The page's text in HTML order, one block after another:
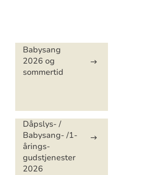
Artikkelsnarveger
Babysang
2026 og
sommertid
Dåpslys- /
Babysang- /1-
årings-
gudstjenester
2026